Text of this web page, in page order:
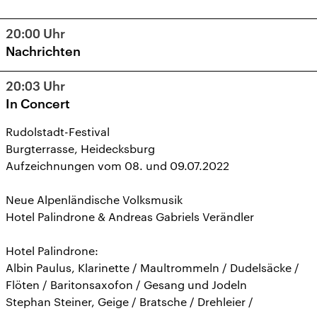
20:00 Uhr
Nachrichten
20:03 Uhr
In Concert
Rudolstadt-Festival
Burgterrasse, Heidecksburg
Aufzeichnungen vom 08. und 09.07.2022
Neue Alpenländische Volksmusik
Hotel Palindrone & Andreas Gabriels Verändler
Hotel Palindrone:
Albin Paulus, Klarinette / Maultrommeln / Dudelsäcke /
Flöten / Baritonsaxofon / Gesang und Jodeln
Stephan Steiner, Geige / Bratsche / Drehleier /